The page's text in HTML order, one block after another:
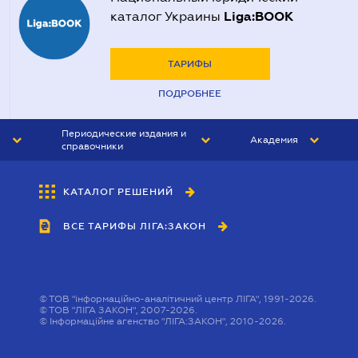
каталог Украины Liga:BOOK
ТАРИФЫ
ПОДРОБНЕЕ
Периодические издания и
справочники
БУХГАЛТЕР&ЗАКОН
ВЕСТНИК МСФО
Академия
КАТАЛОГ РЕШЕНИЙ
ВСЕ ТАРИФЫ ЛІГА:ЗАКОН
©ТОВ "інформаційно-аналітичний центр ЛІГА", 1991-2026.
©ТОВ "ЛІГА ЗАКОН", 2007-2026.
© Інформаційне агенство "ЛІГА:ЗАКОН", 2010-2026.